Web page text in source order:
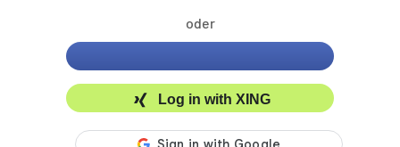
oder
Log in with XING